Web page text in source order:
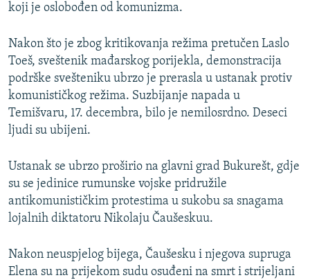
koji je oslobođen od komunizma.
Nakon što je zbog kritikovanja režima pretučen Laslo
Toeš, sveštenik mađarskog porijekla, demonstracija
podrške svešteniku ubrzo je prerasla u ustanak protiv
komunističkog režima. Suzbijanje napada u
Temišvaru, 17. decembra, bilo je nemilosrdno. Deseci
ljudi su ubijeni.
Ustanak se ubrzo proširio na glavni grad Bukurešt, gdje
su se jedinice rumunske vojske pridružile
antikomunističkim protestima u sukobu sa snagama
lojalnih diktatoru Nikolaju Čaušeskuu.
Nakon neuspjelog bijega, Čaušesku i njegova supruga
Elena su na prijekom sudu osuđeni na smrt i strijeljani